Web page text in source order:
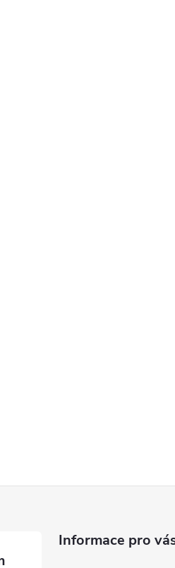
Informace pro